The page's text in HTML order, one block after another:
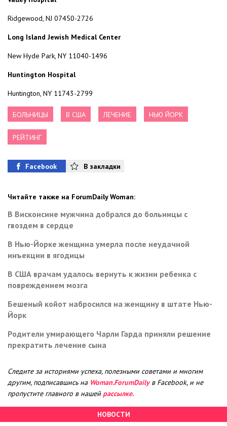
Ridgewood, NJ 07450-2726
Long Island Jewish Medical Center
New Hyde Park, NY 11040-1496
Huntington Hospital
Huntington, NY 11743-2799
БОЛЬНИЦЫ В США ЛЕЧЕНИЕ НЬЮ ЙОРК
РЕЙТИНГ
Facebook В закладки
Читайте также на ForumDaily Woman:
В Висконсине мужчина добрался до больницы с
гвоздем в сердце
В Нью-Йорке женщина умерла после неудачной
инъекции в ягодицы
В США врачам удалось вернуть к жизни ребенка с
повреждением мозга
Бешеный койот набросился на женщину в штате Нью-
Йорк
Родители умирающего Чарли Гарда приняли решение
прекратить лечение сына
Следите за историями успеха, полезными советами и многим
другим, подписавшись на Woman.ForumDailyв Facebook, и не
пропустите главного в нашей рассылке.
НОВОСТИ